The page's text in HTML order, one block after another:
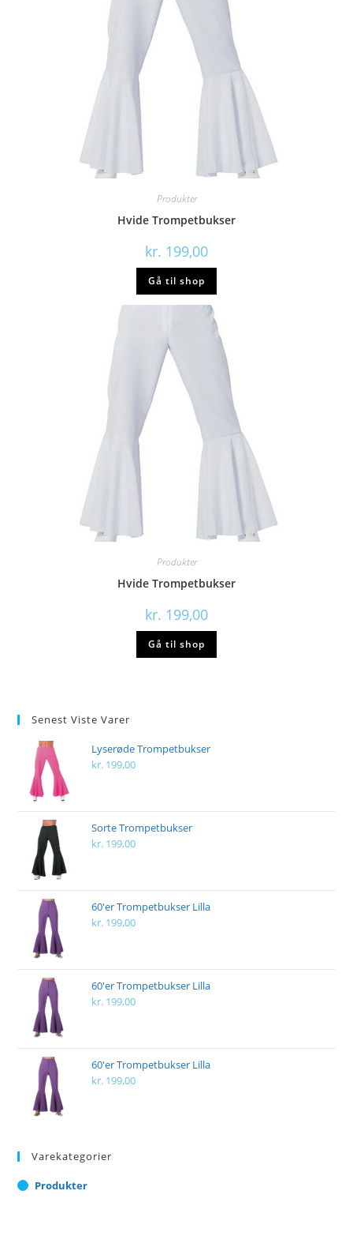
Produkter
Hvide Trompetbukser
kr. 199,00
Gå til shop
Produkter
Hvide Trompetbukser
kr. 199,00
Gå til shop
Senest Viste Varer
Lyserøde Trompetbukser
kr. 199,00
Sorte Trompetbukser
kr. 199,00
60'er Trompetbukser Lilla
kr. 199,00
60'er Trompetbukser Lilla
kr. 199,00
60'er Trompetbukser Lilla
kr. 199,00
Varekategorier
Produkter